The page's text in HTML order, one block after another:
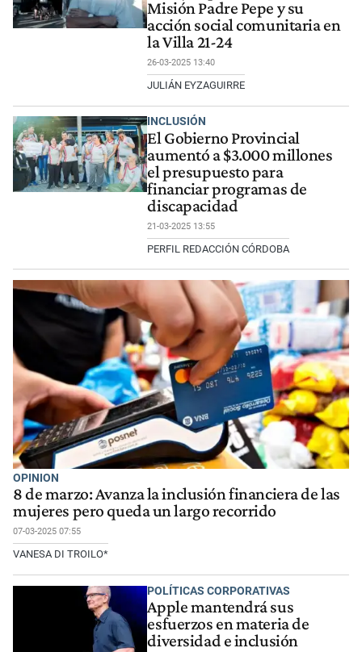
Misión Padre Pepe y su
acción social comunitaria en
la Villa 21-24
26-03-2025 13:40
JULIÁN EYZAGUIRRE
INCLUSIÓN
El Gobierno Provincial
aumentó a $3.000 millones
el presupuesto para
financiar programas de
discapacidad
21-03-2025 13:55
PERFIL REDACCIÓN CÓRDOBA
OPINION
8 de marzo: Avanza la inclusión financiera de las
mujeres pero queda un largo recorrido
07-03-2025 07:55
VANESA DI TROILO*
POLÍTICAS CORPORATIVAS
Apple mantendrá sus
esfuerzos en materia de
diversidad e inclusión